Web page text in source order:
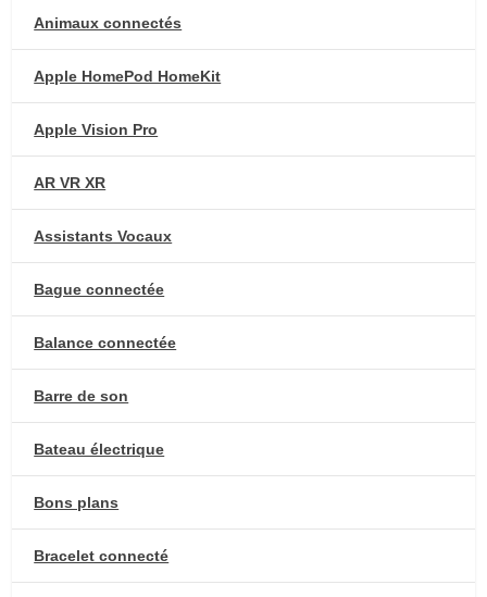
Animaux connectés
Apple HomePod HomeKit
Apple Vision Pro
AR VR XR
Assistants Vocaux
Bague connectée
Balance connectée
Barre de son
Bateau électrique
Bons plans
Bracelet connecté